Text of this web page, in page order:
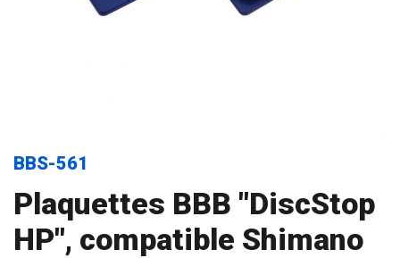
BBS-561
Plaquettes BBB "DiscStop
HP", compatible Shimano